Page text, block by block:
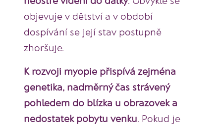
objevuje v dětství a v období
dospívání se její stav postupně
zhoršuje.
K rozvoji myopie přispívá zejména
genetika, nadměrný čas strávený
pohledem do blízka u obrazovek a
nedostatek pobytu venku. Pokud je